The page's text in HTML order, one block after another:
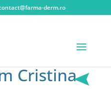
derm.ro
Cristina